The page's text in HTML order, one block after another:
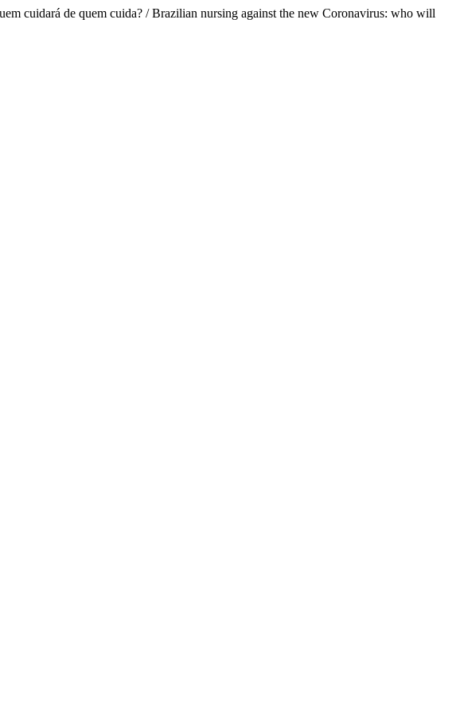
cuidará de quem cuida? / Brazilian nursing against the new Coronavirus: who will